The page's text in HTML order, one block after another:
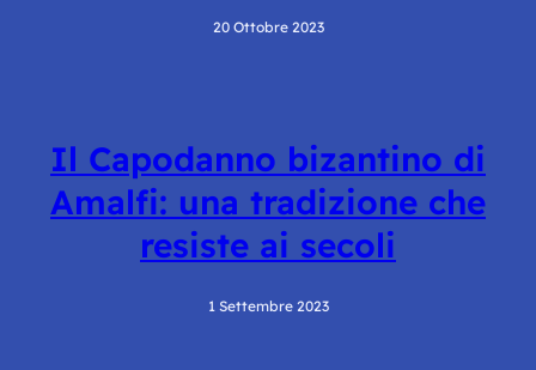
20 Ottobre 2023
Il Capodanno bizantino di
Amalfi: una tradizione che
resiste ai secoli
1 Settembre 2023